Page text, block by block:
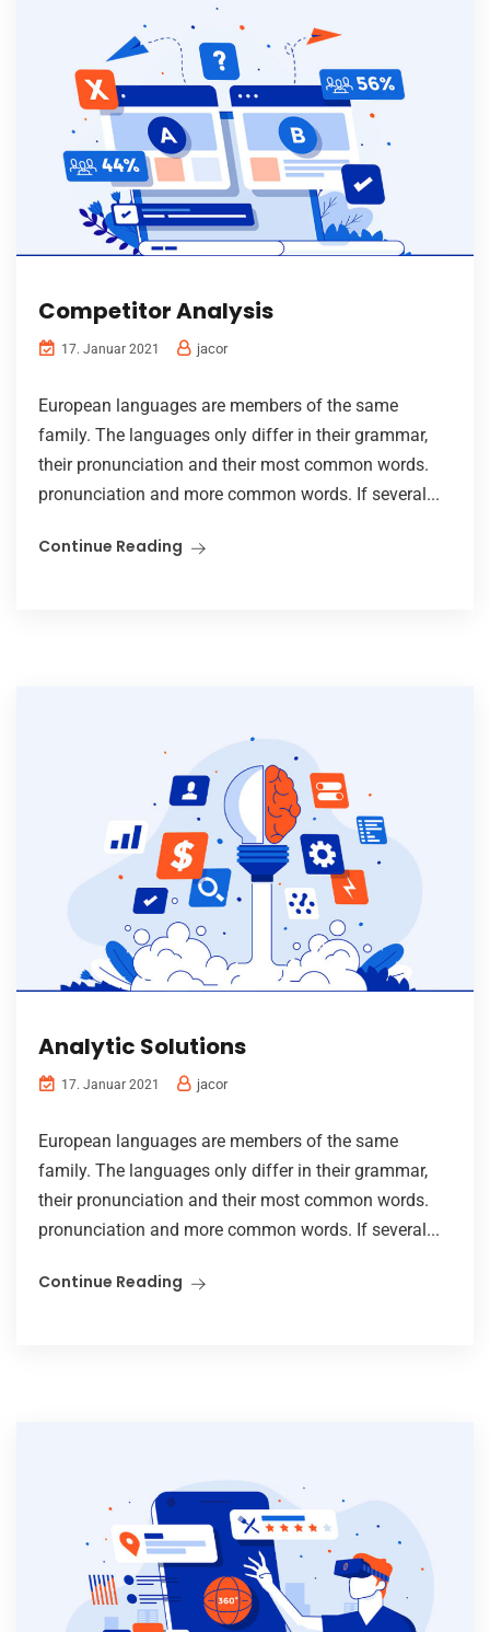
Competitor Analysis
17. Januar 2021 jacor
European languages are members of the same
family. The languages only differ in their grammar,
their pronunciation and their most common words.
pronunciation and more common words. If several...
Continue Reading
Analytic Solutions
17. Januar 2021 jacor
European languages are members of the same
family. The languages only differ in their grammar,
their pronunciation and their most common words.
pronunciation and more common words. If several...
Continue Reading